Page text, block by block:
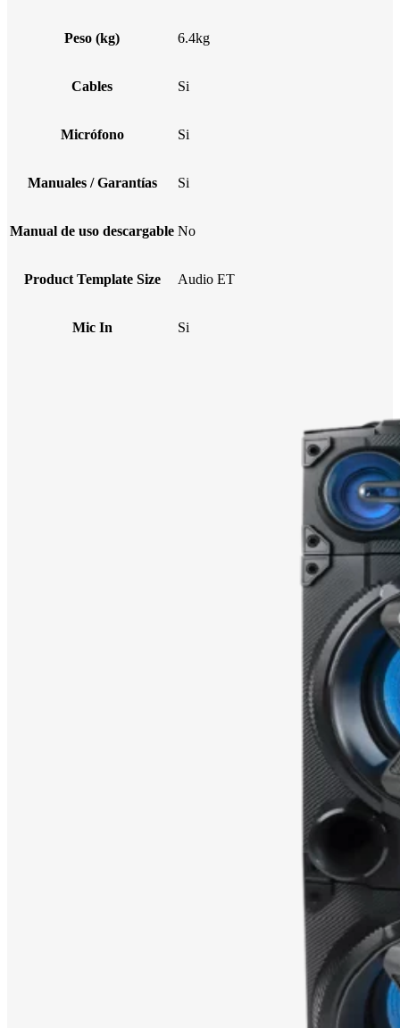
Peso (kg) 6.4kg
Cables Si
Micrófono Si
Manuales / Garantías Si
Manual de uso descargable No
Product Template Size Audio ET
Mic In Si